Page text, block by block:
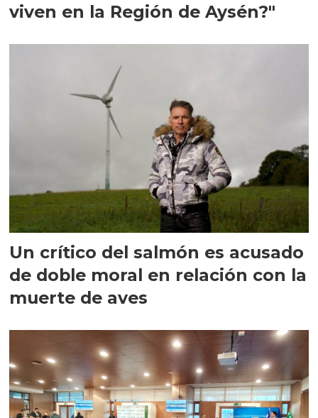
viven en la Región de Aysén?"
Un crítico del salmón es acusado
de doble moral en relación con la
muerte de aves